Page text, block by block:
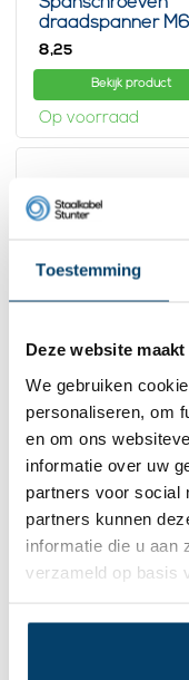
Toestemming
Deze website
We gebruiken
personaliseren, om
en om ons
informatie over uw
partners voor social
partners kunnen
informatie die u aan
verzameld op basis
draadspanner M6
Din1478 Gaffel-
8,25
Bekijk product
Op voorraad
RVS draadspanner
Bekijk product
Op voorraad